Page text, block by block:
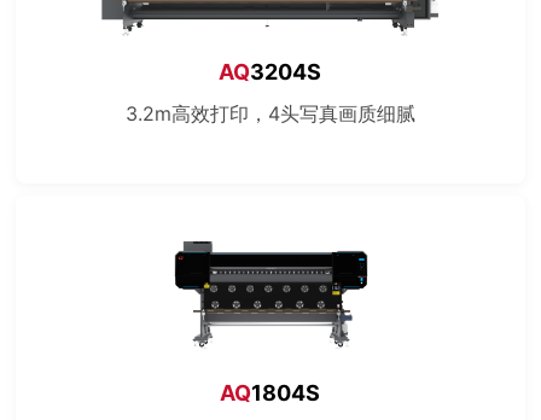
AQ3204S
3.2m高效打印，4头写真画质细腻
AQ1804S